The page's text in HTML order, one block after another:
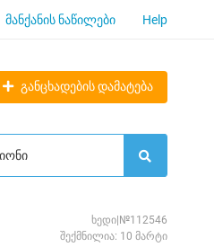
მანქანის ნაწილები Help
განცხადების დამატება
ხედი|№112546
შექმნილია: 10 მარტი